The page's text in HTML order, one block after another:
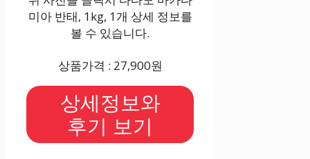
미아 반태, 1kg, 1개 상세 정보를
볼 수 있습니다.
상품가격 : 27,900원
상세정보와
후기 보기